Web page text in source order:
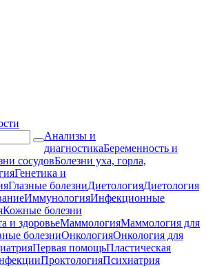
Анализы и
диагностикаБеременность и
сосудовБолезни уха, горла,
Генетика и
Глазные болезниДиетологияДиетология
ИммунологияИнфекционные
Кожные болезни
и здоровьеМаммологияМаммология для
болезниОнкологияОнкология для
Первая помощьПластическая
ПроктологияПсихиатрия